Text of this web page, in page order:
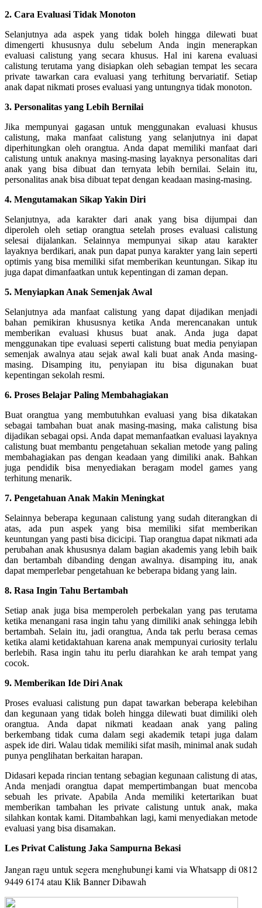
2. Cara Evaluasi Tidak Monoton
Selanjutnya ada aspek yang tidak boleh hingga dilewati buat
dimengerti khususnya dulu sebelum Anda ingin menerapkan
evaluasi calistung yang secara khusus. Hal ini karena evaluasi
calistung terutama yang disiapkan oleh sebagian tempat les secara
private tawarkan cara evaluasi yang terhitung bervariatif. Setiap
anak dapat nikmati proses evaluasi yang untungnya tidak monoton.
3. Personalitas yang Lebih Bernilai
Jika mempunyai gagasan untuk menggunakan evaluasi khusus
calistung, maka manfaat calistung yang selanjutnya ini dapat
diperhitungkan oleh orangtua. Anda dapat memiliki manfaat dari
calistung untuk anaknya masing-masing layaknya personalitas dari
anak yang bisa dibuat dan ternyata lebih bernilai. Selain itu,
personalitas anak bisa dibuat tepat dengan keadaan masing-masing.
4. Mengutamakan Sikap Yakin Diri
Selanjutnya, ada karakter dari anak yang bisa dijumpai dan
diperoleh oleh setiap orangtua setelah proses evaluasi calistung
selesai dijalankan. Selainnya mempunyai sikap atau karakter
layaknya berdikari, anak pun dapat punya karakter yang lain seperti
optimis yang bisa memiliki sifat memberikan keuntungan. Sikap itu
juga dapat dimanfaatkan untuk kepentingan di zaman depan.
5. Menyiapkan Anak Semenjak Awal
Selanjutnya ada manfaat calistung yang dapat dijadikan menjadi
bahan pemikiran khususnya ketika Anda merencanakan untuk
memberikan evaluasi khusus buat anak. Anda juga dapat
menggunakan tipe evaluasi seperti calistung buat media penyiapan
semenjak awalnya atau sejak awal kali buat anak Anda masing-
masing. Disamping itu, penyiapan itu bisa digunakan buat
kepentingan sekolah resmi.
6. Proses Belajar Paling Membahagiakan
Buat orangtua yang membutuhkan evaluasi yang bisa dikatakan
sebagai tambahan buat anak masing-masing, maka calistung bisa
dijadikan sebagai opsi. Anda dapat memanfaatkan evaluasi layaknya
calistung buat membantu pengetahuan sekalian metode yang paling
membahagiakan pas dengan keadaan yang dimiliki anak. Bahkan
juga pendidik bisa menyediakan beragam model games yang
terhitung menarik.
7. Pengetahuan Anak Makin Meningkat
Selainnya beberapa kegunaan calistung yang sudah diterangkan di
atas, ada pun aspek yang bisa memiliki sifat memberikan
keuntungan yang pasti bisa dicicipi. Tiap orangtua dapat nikmati ada
perubahan anak khususnya dalam bagian akademis yang lebih baik
dan bertambah dibanding dengan awalnya. disamping itu, anak
dapat memperlebar pengetahuan ke beberapa bidang yang lain.
8. Rasa Ingin Tahu Bertambah
Setiap anak juga bisa memperoleh perbekalan yang pas terutama
ketika menangani rasa ingin tahu yang dimiliki anak sehingga lebih
bertambah. Selain itu, jadi orangtua, Anda tak perlu berasa cemas
ketika alami ketidaktahuan karena anak mempunyai curiosity terlalu
berlebih. Rasa ingin tahu itu perlu diarahkan ke arah tempat yang
cocok.
9. Memberikan Ide Diri Anak
Proses evaluasi calistung pun dapat tawarkan beberapa kelebihan
dan kegunaan yang tidak boleh hingga dilewati buat dimiliki oleh
orangtua. Anda dapat nikmati keadaan anak yang paling
berkembang tidak cuma dalam segi akademik tetapi juga dalam
aspek ide diri. Walau tidak memiliki sifat masih, minimal anak sudah
punya penglihatan berkaitan harapan.
Didasari kepada rincian tentang sebagian kegunaan calistung di atas,
Anda menjadi orangtua dapat mempertimbangan buat mencoba
sebuah les private. Apabila Anda memiliki ketertarikan buat
memberikan tambahan les private calistung untuk anak, maka
silahkan kontak kami. Ditambahkan lagi, kami menyediakan metode
evaluasi yang bisa disamakan.
Les Privat Calistung Jaka Sampurna Bekasi
Jangan ragu untuk segera menghubungi kami via Whatsapp di 0812
9449 6174 atau Klik Banner Dibawah